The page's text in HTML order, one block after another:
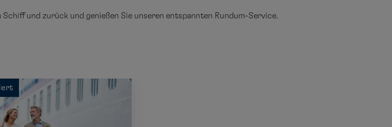
und zurück und genießen Sie unseren entspannten Rundum-Service.